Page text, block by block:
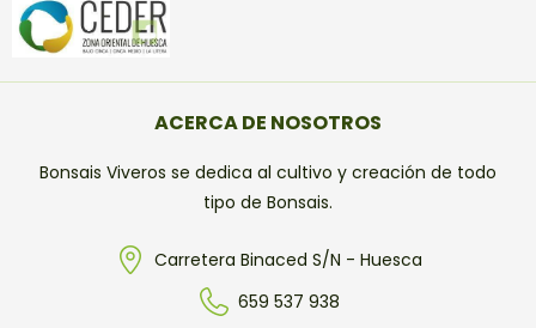
ACERCA DE NOSOTROS
Bonsais Viveros se dedica al cultivo y creación de todo
tipo de Bonsais.
Carretera Binaced S/N - Huesca
659 537 938